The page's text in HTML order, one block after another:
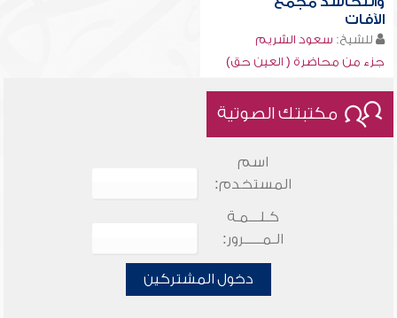
الآفات
للشيخ: سعود الشريم
جزء من محاضرة ( العين حق)
مكتبتك الصوتية
اسم
المستخدم:
كـلـــمـة
الـمـــــرور:
دخول المشتركين